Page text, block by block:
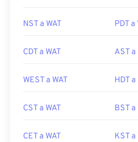
NST a WAT PDT a
CDT a WAT AST a
WEST a WAT HDT a
CST a WAT BST a
CET a WAT KST a